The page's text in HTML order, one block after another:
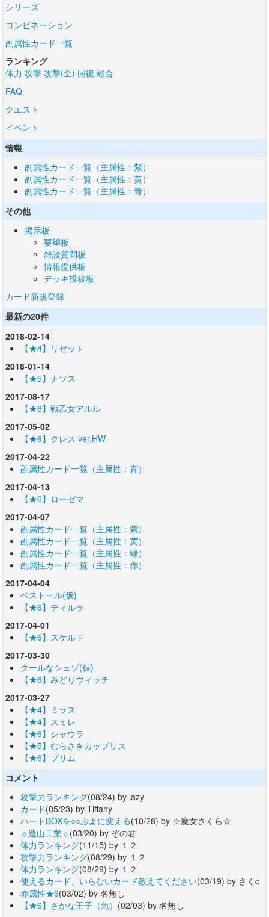
シリーズ
コンビネーション
副属性カード一覧
ランキング
体力 攻撃 攻撃(全) 回復 総合
FAQ
クエスト
イベント
情報
副属性カード一覧（主属性：紫）
副属性カード一覧（主属性：黄）
副属性カード一覧（主属性：青）
その他
掲示板
要望板
雑談質問板
情報提供板
デッキ投稿板
カード新規登録
最新の20件
2018-02-14
【★4】リゼット
2018-01-14
【★5】ナソス
2017-08-17
【★6】戦乙女アルル
2017-05-02
【★6】クレス ver.HW
2017-04-22
副属性カード一覧（主属性：青）
2017-04-13
【★6】ローゼマ
2017-04-07
副属性カード一覧（主属性：紫）
副属性カード一覧（主属性：黄）
副属性カード一覧（主属性：緑）
副属性カード一覧（主属性：赤）
2017-04-04
ベストール(仮)
【★6】ティルラ
2017-04-01
【★6】スケルド
2017-03-30
クールなシェゾ(仮)
【★6】みどりウィッチ
2017-03-27
【★4】ミラス
【★4】スミレ
【★6】シャウラ
【★5】むらさきカップリス
【★6】プリム
コメント
攻撃力ランキング(08/24) by lazy
カード(05/23) by Tiffany
ハートBOXを○○ぷよに変える(10/28) by ☆魔女さくら☆
☼造山工業☼(03/20) by ぞの君
体力ランキング(11/15) by １２
攻撃力ランキング(08/29) by １２
体力ランキング(08/29) by １２
使えるカード、いらないカード教えてください(03/19) by さくc
赤属性★6(03/02) by 名無し
【★6】さかな王子（魚） (02/03) by 名無し